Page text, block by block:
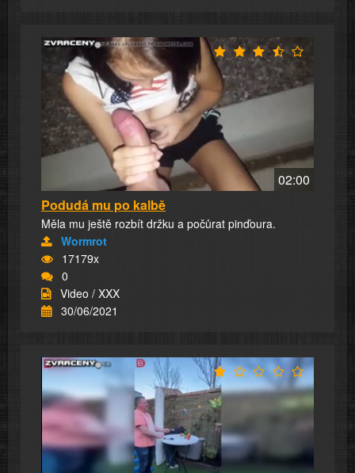
02:00
Podudá mu po kalbě
Měla mu ještě rozbít držku a počůrat pinďoura.
Wormrot
17179x
0
Video / XXX
30/06/2021